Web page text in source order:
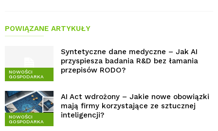
POWIĄZANE ARTYKUŁY
NOWOŚCI
GOSPODARKA
Syntetyczne dane medyczne – Jak AI
przyspiesza badania R&D bez łamania
przepisów RODO?
NOWOŚCI
GOSPODARKA
AI Act wdrożony – Jakie nowe obowiązki
mają firmy korzystające ze sztucznej
inteligencji?